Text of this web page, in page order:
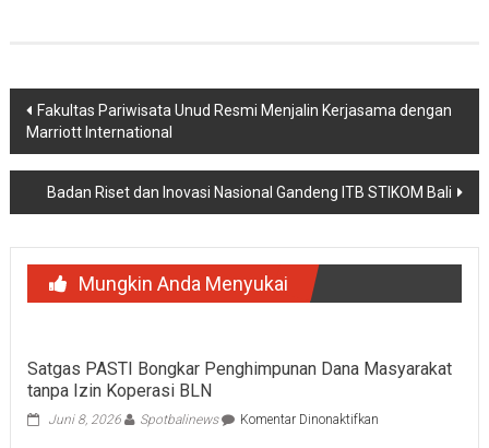
Navigasi
pos
Fakultas Pariwisata Unud Resmi Menjalin Kerjasama dengan
Marriott International
Badan Riset dan Inovasi Nasional Gandeng ITB STIKOM Bali
Mungkin Anda Menyukai
Satgas PASTI Bongkar Penghimpunan Dana Masyarakat
tanpa Izin Koperasi BLN
Juni 8, 2026 Spotbalinews Komentar Dinonaktifkanpada